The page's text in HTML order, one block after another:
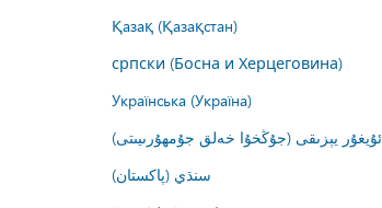
Қазақ (Қазақстан)
српски (Босна и Херцеговина)
Українська (Україна)
ئۇيغۇر يېزىقى (جۇڭخۇا خەلق جۇمھۇرىيىتى)
سنڌي (پاکستان)